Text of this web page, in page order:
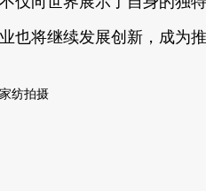
也将继续发展创新，成为
纺拍摄